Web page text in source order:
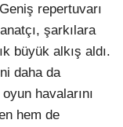
repertuvarı
şarkılara
büyük alkış aldı.
daha da
havalarını
hem de